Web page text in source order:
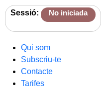
Sessió: No iniciada
Qui som
Subscriu-te
Contacte
Tarifes